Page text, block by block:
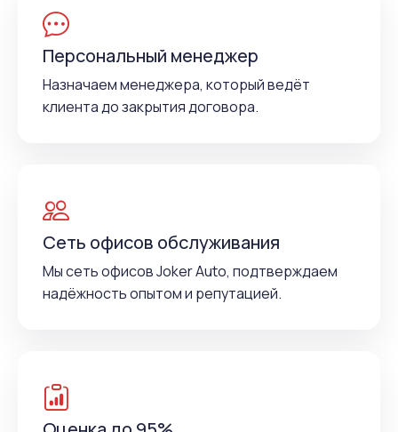
Персональный менеджер
Назначаем менеджера, который ведёт
клиента до закрытия договора.
Сеть офисов обслуживания
Мы сеть офисов Joker Auto, подтверждаем
надёжность опытом и репутацией.